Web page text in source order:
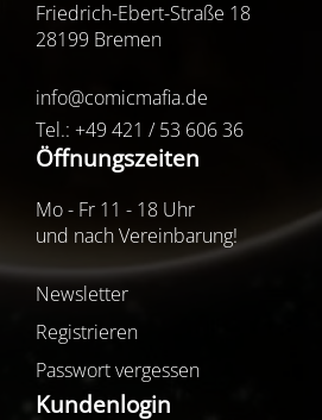
Friedrich-Ebert-Straße 18
28199 Bremen
info@comicmafia.de
Tel.: +49 421 / 53 606 36
Öffnungszeiten
Mo - Fr 11 - 18 Uhr
und nach Vereinbarung!
Newsletter
Registrieren
Passwort vergessen
Kundenlogin